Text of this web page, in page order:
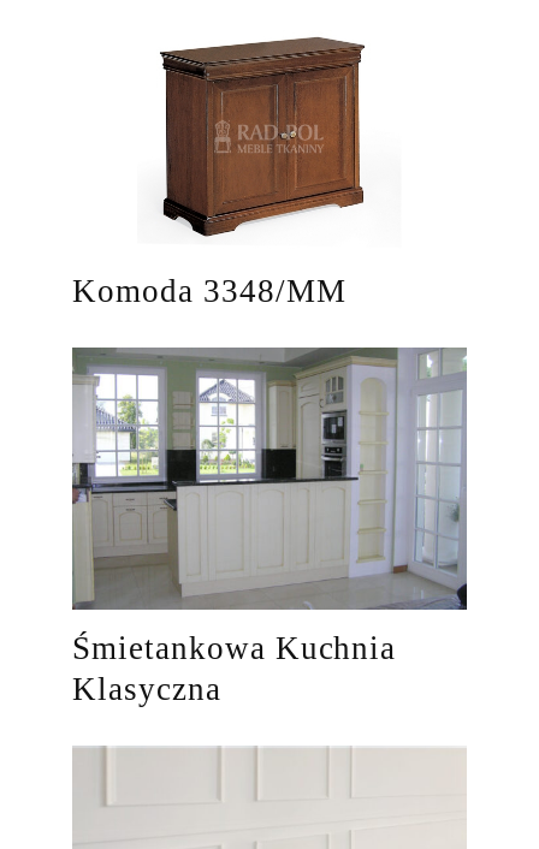
Komoda 3348/MM
Śmietankowa Kuchnia
Klasyczna